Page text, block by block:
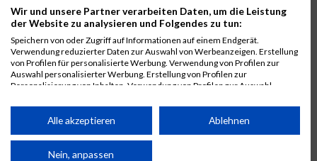
Oft gilt Wer einmal draussen ist bleibt laenger als geplant
Mini Upgrade fuer Lauf Einsteigerinnen
Wenn du bereits etwas fitter bist kannst du das Training leicht
anpassen
Nutze Treppen oder kleine Anstiege fuer mehr Intensitaet
So wird aus dem Winter Workout ein sanfter Einstieg ins Lauftraining
Wir und unsere Partner verarbeiten Daten, um die Leistung
der Website zu analysieren und Folgendes zu tun:
Speichern von oder Zugriff auf Informationen auf einem Endgerät.
Verwendung reduzierter Daten zur Auswahl von Werbeanzeigen. Erstellung
von Profilen für personalisierte Werbung. Verwendung von Profilen zur
Auswahl personalisierter Werbung. Erstellung von Profilen zur
Personalisierung von Inhalten. Verwendung von Profilen zur Auswahl
Performance von Inhalten. Analyse von Zielgruppen durch Statistiken oder
Kombinationen von Daten aus verschiedenen Quellen. Entwicklung und
von Inhalten.
Daten können außerhalb der Europäischen Union weitergegeben und in die
Alle akzeptieren Ablehnen
Nein, anpassen